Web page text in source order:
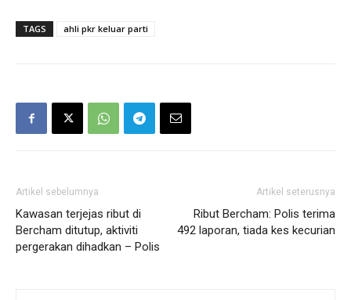
TAGS ahli pkr keluar parti
Artikel sebelumnya
Kawasan terjejas ribut di
Bercham ditutup, aktiviti
pergerakan dihadkan – Polis
Artikel seterusnya
Ribut Bercham: Polis terima
492 laporan, tiada kes kecurian